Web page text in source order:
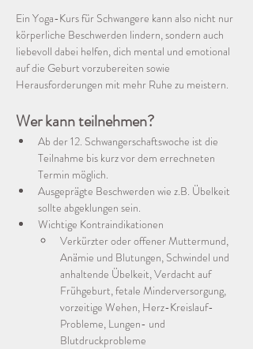
Ein Yoga-Kurs für Schwangere kann also nicht nur
körperliche Beschwerden lindern, sondern auch
liebevoll dabei helfen, dich mental und emotional
auf die Geburt vorzubereiten sowie
Herausforderungen mit mehr Ruhe zu meistern.
Wer kann teilnehmen?
Ab der 12. Schwangerschaftswoche ist die
Teilnahme bis kurz vor dem errechneten
Termin möglich.
Ausgeprägte Beschwerden wie z.B. Übelkeit
sollte abgeklungen sein.
Wichtige Kontraindikationen
Verkürzter oder offener Muttermund,
Anämie und Blutungen, Schwindel und
anhaltende Übelkeit, Verdacht auf
Frühgeburt, fetale Minderversorgung,
vorzeitige Wehen, Herz-Kreislauf-
Probleme, Lungen- und
Blutdruckprobleme